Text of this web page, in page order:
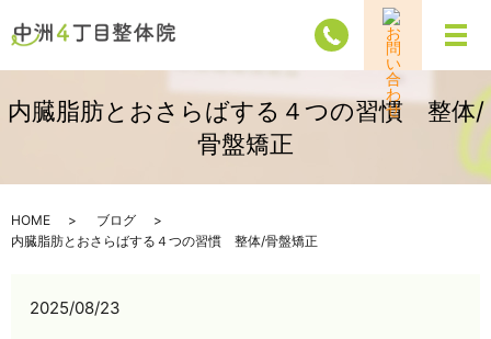
メ
内臓脂肪とおさらばする４つの習慣 整体/
骨盤矯正
HOME
ブログ
内臓脂肪とおさらばする４つの習慣 整体/骨盤矯正
2025/08/23